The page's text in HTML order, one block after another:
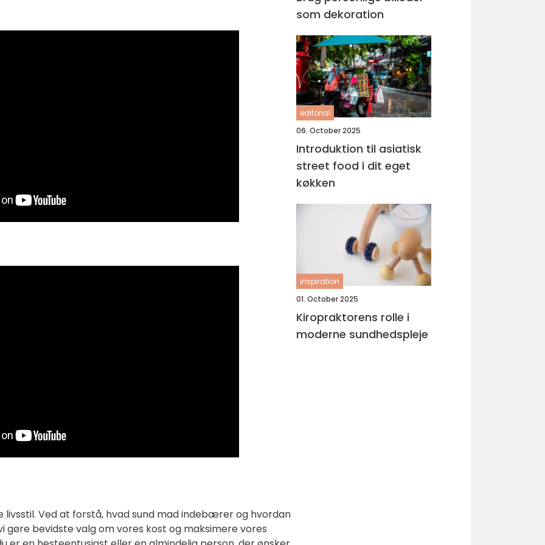
livsstil. Ved at forstå, hvad sund mad indebærer og hvordan
gøre bevidste valg om vores kost og maksimere vores
som dekoration
editorial
06. October 2025
Introduktion til asiatisk
street food i dit eget
køkken
inspiration
01. October 2025
Kiropraktorens rolle i
moderne sundhedspleje